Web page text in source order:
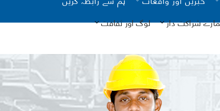
شراکت دار
یونیسیف
لوگ اور ثقافت